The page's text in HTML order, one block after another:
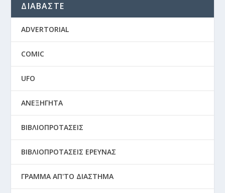
ΔΙΑΒΑΣΤΕ
ADVERTORIAL
COMIC
UFO
ΑΝΕΞΗΓΗΤΑ
ΒΙΒΛΙΟΠΡΟΤΑΣΕΙΣ
ΒΙΒΛΙΟΠΡΟΤΑΣΕΙΣ ΕΡΕΥΝΑΣ
ΓΡΑΜΜΑ ΑΠ'ΤΟ ΔΙΑΣΤΗΜΑ